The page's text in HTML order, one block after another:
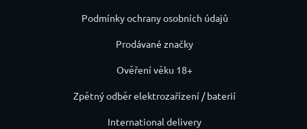
Podmínky ochrany osobních údajů
Prodávané značky
Ověření věku 18+
Zpětný odběr elektrozařízení / baterií
International delivery